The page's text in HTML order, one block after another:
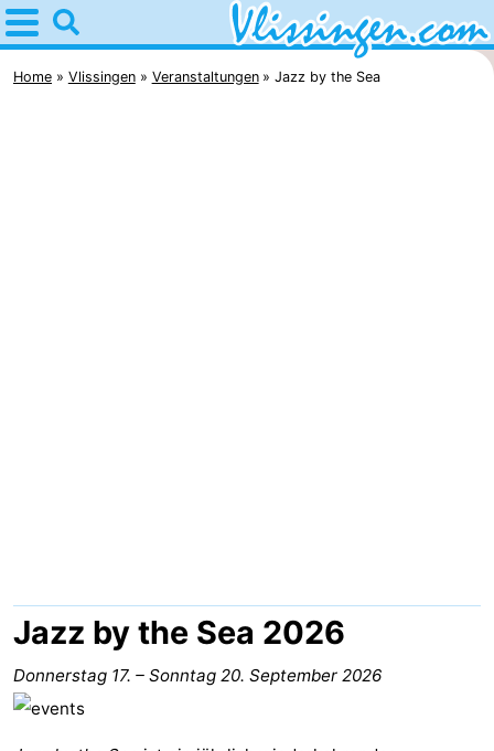
Home
Vlissingen
Noordzee
Resort
Vlissingen
Strandpark
Zeeland
-
Vebenabos
Home Vlissingen Veranstaltungen Jazz by the Sea
Jazz by the Sea 2026
Donnerstag 17. – Sonntag 20. September 2026